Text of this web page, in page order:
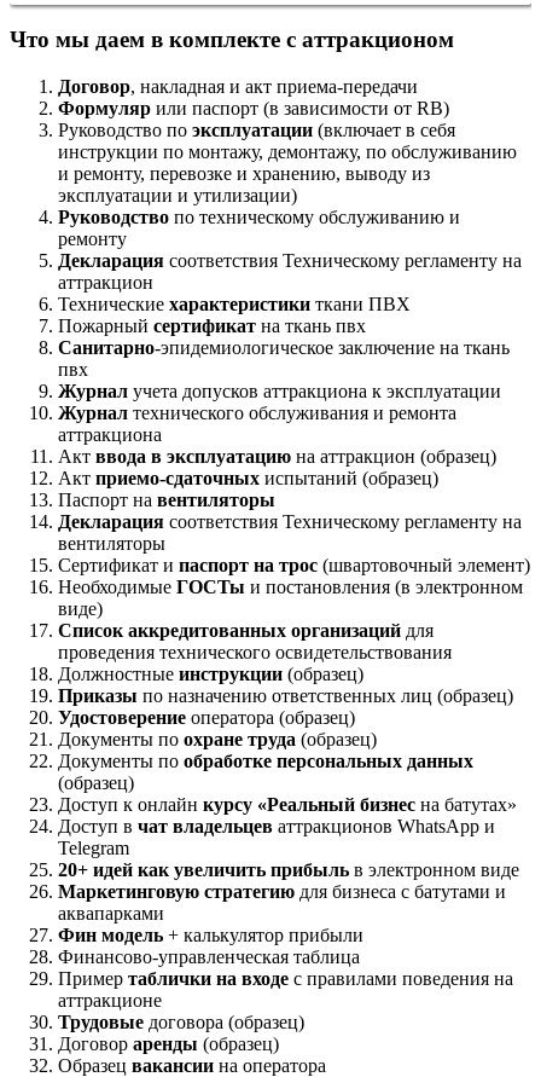
Что мы даем в комплекте с аттракционом
Договор, накладная и акт приема-передачи
Формуляр или паспорт (в зависимости от RB)
Руководство по эксплуатации (включает в себя
инструкции по монтажу, демонтажу, по обслуживанию
и ремонту, перевозке и хранению, выводу из
эксплуатации и утилизации)
Руководство по техническому обслуживанию и
ремонту
Декларация соответствия Техническому регламенту на
аттракцион
Технические характеристики ткани ПВХ
Пожарный сертификат на ткань пвх
Санитарно-эпидемиологическое заключение на ткань
пвх
Журнал учета допусков аттракциона к эксплуатации
Журнал технического обслуживания и ремонта
аттракциона
Акт ввода в эксплуатацию на аттракцион (образец)
Акт приемо-сдаточных испытаний (образец)
Паспорт на вентиляторы
Декларация соответствия Техническому регламенту на
вентиляторы
Сертификат и паспорт на трос (швартовочный элемент)
Необходимые ГОСТы и постановления (в электронном
виде)
Список аккредитованных организаций для
проведения технического освидетельствования
Должностные инструкции (образец)
Приказы по назначению ответственных лиц (образец)
Удостоверение оператора (образец)
Документы по охране труда (образец)
Документы по обработке персональных данных
(образец)
Доступ к онлайн курсу «Реальный бизнес на батутах»
Доступ в чат владельцев аттракционов WhatsApp и
Telegram
20+ идей как увеличить прибыль в электронном виде
Маркетинговую стратегию для бизнеса с батутами и
аквапарками
Фин модель + калькулятор прибыли
Финансово-управленческая таблица
Пример таблички на входе с правилами поведения на
аттракционе
Трудовые договора (образец)
Договор аренды (образец)
Образец вакансии на оператора